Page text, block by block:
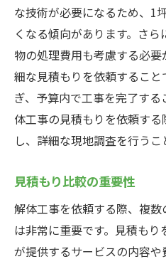
な技術が必要になるため、1
くなる傾向があります。さ
物の処理費用も考慮する必
細な見積もりを依頼するこ
ぎ、予算内で工事を完了す
体工事の見積もりを依頼す
し、詳細な現地調査を行うこ
見積もり比較の重要性
解体工事を依頼する際、複
は非常に重要です。見積も
が提供するサービスの内容